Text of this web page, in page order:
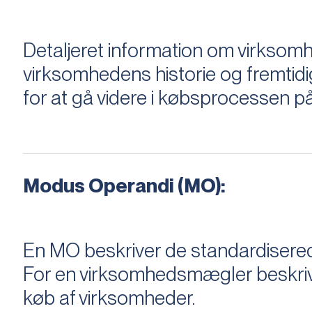
Detaljeret information om
virksomhedens historie og
for at gå videre i købsprocessen
Modus Operandi (MO):
En MO beskriver de
For en virksomhedsmægler
køb af virksomheder.